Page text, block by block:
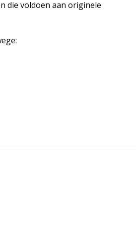
die voldoen aan originele